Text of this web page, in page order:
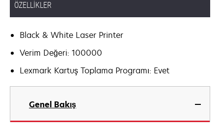
ÖZELLIKLER
Black & White Laser Printer
Verim Değeri: 100000
Lexmark Kartuş Toplama Programı: Evet
Genel Bakış